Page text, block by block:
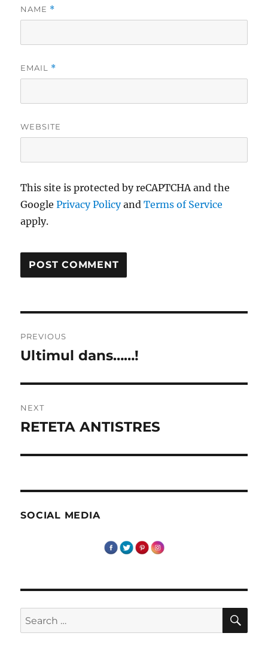
NAME *
EMAIL *
WEBSITE
This site is protected by reCAPTCHA and the
GooglePrivacy PolicyandTerms of Service
apply.
navigation
PREVIOUS
Previous
Ultimul dans……!
NEXT
Next
RETETA ANTISTRES
SOCIAL MEDIA
Search
for: